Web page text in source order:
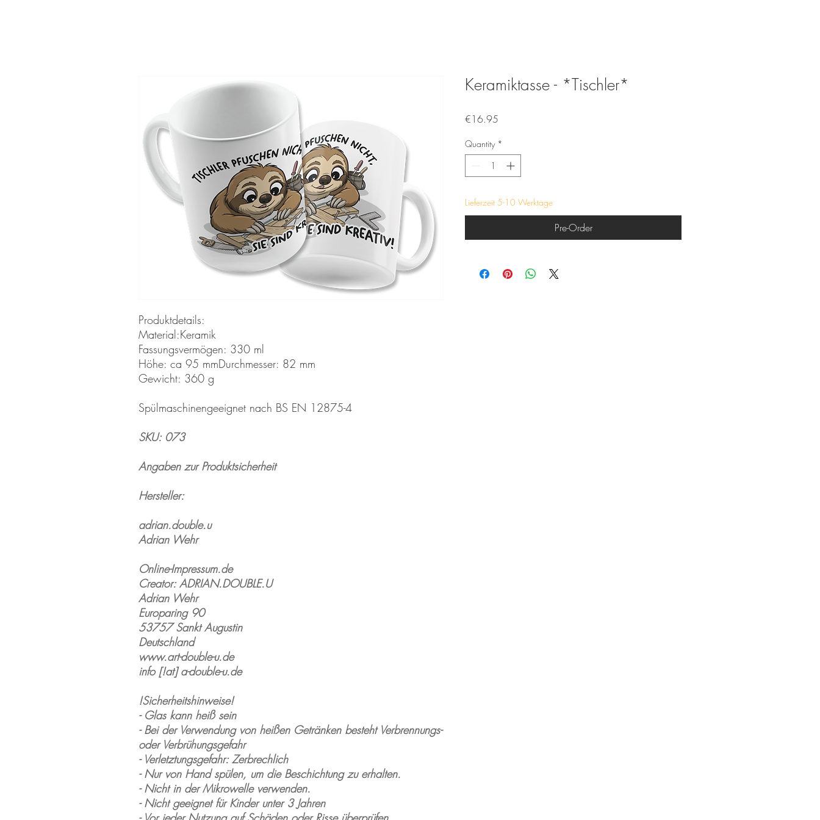
Produktdetails:
Material:Keramik
Fassungsvermögen: 330 ml
Höhe: ca 95 mmDurchmesser: 82 mm
Gewicht: 360 g
Spülmaschinengeeignet nach BS EN 12875-4
SKU: 073
Angaben zur Produktsicherheit
Hersteller:
adrian.double.u
Adrian Wehr
Online-Impressum.de
Creator: ADRIAN.DOUBLE.U
Adrian Wehr
Europaring 90
53757 Sankt Augustin
Deutschland
www.art-double-u.de
info [!at] a-double-u.de
!Sicherheitshinweise!
- Glas kann heiß sein
- Bei der Verwendung von heißen Getränken besteht Verbrennungs-
oder Verbrühungsgefahr
- Verletztungsgefahr: Zerbrechlich
- Nur von Hand spülen, um die Beschichtung zu erhalten.
- Nicht in der Mikrowelle verwenden.
- Nicht geeignet für Kinder unter 3 Jahren
Keramiktasse - *Tischler*
€16.95
Quantity *
Lieferzeit 5-10 Werktage
Pre-Order